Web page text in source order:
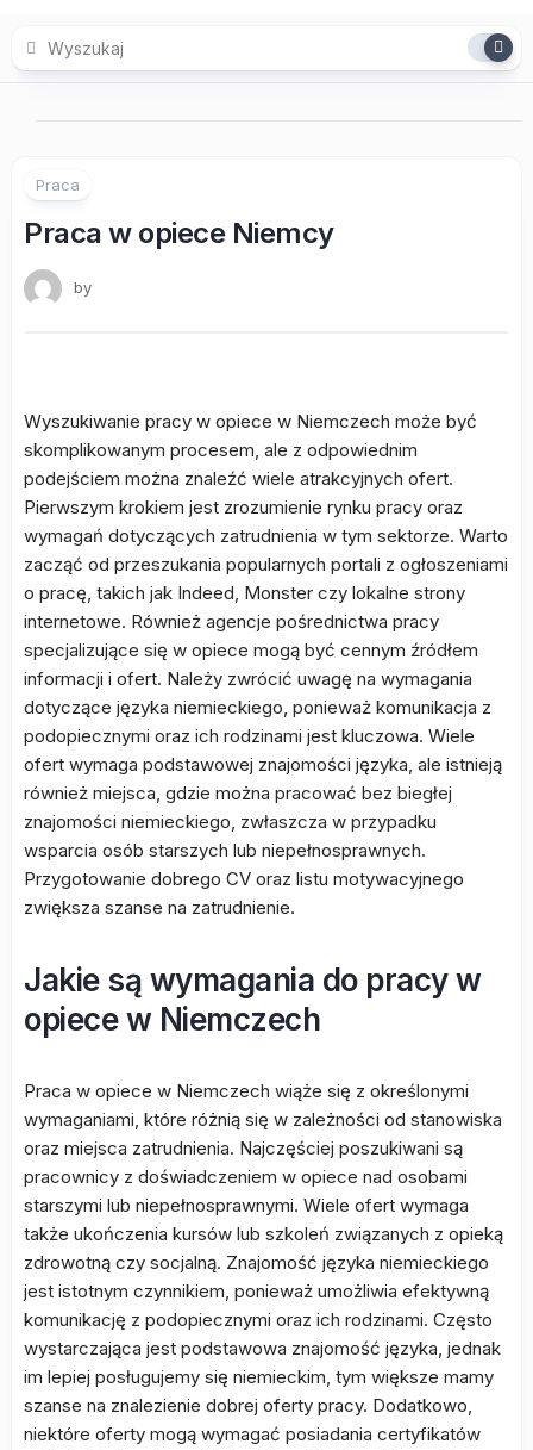
content
Praca
Praca w opiece Niemcy
by
Wyszukiwanie pracy w opiece w Niemczech może być
skomplikowanym procesem, ale z odpowiednim
podejściem można znaleźć wiele atrakcyjnych ofert.
Pierwszym krokiem jest zrozumienie rynku pracy oraz
wymagań dotyczących zatrudnienia w tym sektorze. Warto
zacząć od przeszukania popularnych portali z ogłoszeniami
o pracę, takich jak Indeed, Monster czy lokalne strony
internetowe. Również agencje pośrednictwa pracy
specjalizujące się w opiece mogą być cennym źródłem
informacji i ofert. Należy zwrócić uwagę na wymagania
dotyczące języka niemieckiego, ponieważ komunikacja z
podopiecznymi oraz ich rodzinami jest kluczowa. Wiele
ofert wymaga podstawowej znajomości języka, ale istnieją
również miejsca, gdzie można pracować bez biegłej
znajomości niemieckiego, zwłaszcza w przypadku
wsparcia osób starszych lub niepełnosprawnych.
Przygotowanie dobrego CV oraz listu motywacyjnego
zwiększa szanse na zatrudnienie.
Jakie są wymagania do pracy w
opiece w Niemczech
Praca w opiece w Niemczech wiąże się z określonymi
wymaganiami, które różnią się w zależności od stanowiska
oraz miejsca zatrudnienia. Najczęściej poszukiwani są
pracownicy z doświadczeniem w opiece nad osobami
starszymi lub niepełnosprawnymi. Wiele ofert wymaga
także ukończenia kursów lub szkoleń związanych z opieką
zdrowotną czy socjalną. Znajomość języka niemieckiego
jest istotnym czynnikiem, ponieważ umożliwia efektywną
komunikację z podopiecznymi oraz ich rodzinami. Często
wystarczająca jest podstawowa znajomość języka, jednak
im lepiej posługujemy się niemieckim, tym większe mamy
szanse na znalezienie dobrej oferty pracy. Dodatkowo,
niektóre oferty mogą wymagać posiadania certyfikatów